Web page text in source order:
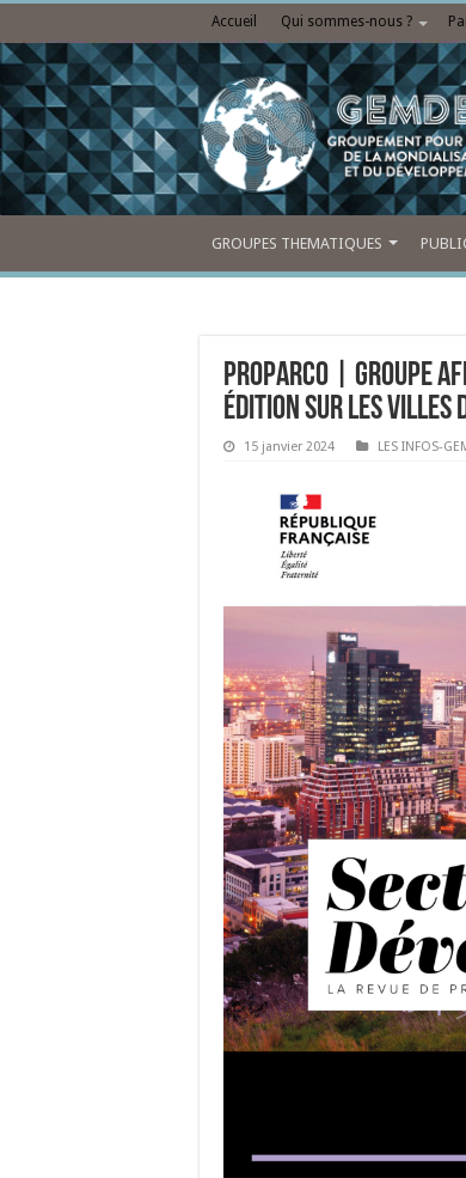
Accueil Qui sommes-nous ?
GROUPES THEMATIQUES
Proparco | Groupe
édition sur les villes
15 janvier 2024 LES INFOS-